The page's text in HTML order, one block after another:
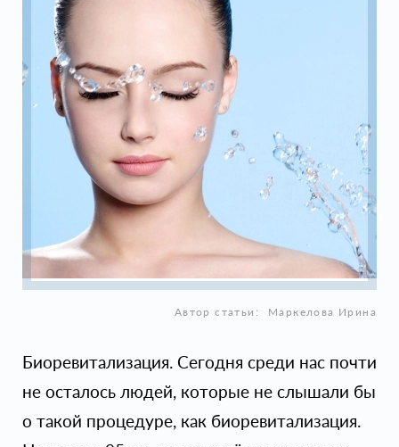
Автор статьи: Маркелова Ирина
Биоревитализация. Сегодня среди нас почти
не осталось людей, которые не слышали бы
о такой процедуре, как биоревитализация.